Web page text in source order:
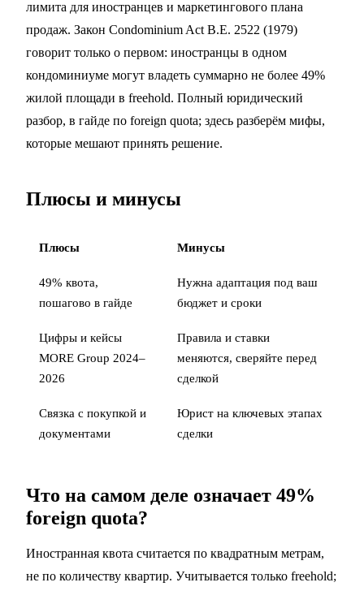
лимита для иностранцев и маркетингового плана
продаж. Закон Condominium Act B.E. 2522 (1979)
говорит только о первом: иностранцы в одном
кондоминиуме могут владеть суммарно не более 49%
жилой площади в freehold. Полный юридический
разбор, в гайде по foreign quota; здесь разберём мифы,
которые мешают принять решение.
Плюсы и минусы
Плюсы Минусы
49% квота,
пошагово в гайде
Нужна адаптация под ваш
бюджет и сроки
Цифры и кейсы
MORE Group 2024–
2026
Правила и ставки
меняются, сверяйте перед
сделкой
Связка с покупкой и
документами
Юрист на ключевых этапах
сделки
Что на самом деле означает 49%
foreign quota?
Иностранная квота считается по квадратным метрам,
не по количеству квартир. Учитывается только freehold;